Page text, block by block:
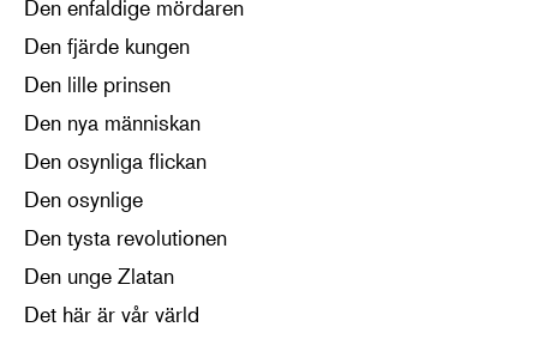
Den enfaldige mördaren
Den fjärde kungen
Den lille prinsen
Den nya människan
Den osynliga flickan
Den osynlige
Den tysta revolutionen
Den unge Zlatan
Det här är vår värld